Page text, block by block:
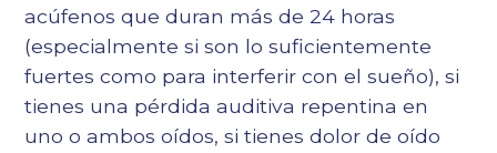
acúfenos que duran más de 24 horas
(especialmente si son lo suficientemente
fuertes como para interferir con el sueño), si
tienes una pérdida auditiva repentina en
uno o ambos oídos, si tienes dolor de oído